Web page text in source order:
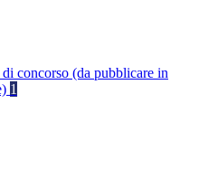
concorso (da pubblicare in
1